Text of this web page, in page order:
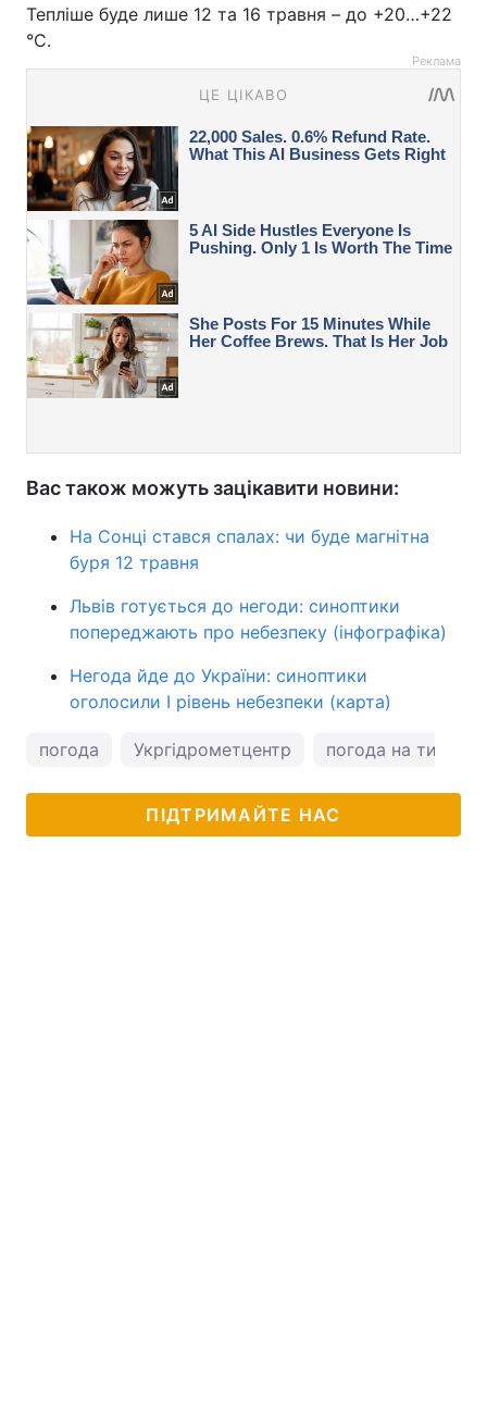
Тепліше буде лише 12 та 16 травня – до +20…+22
°C.
Реклама
Вас також можуть зацікавити новини:
На Сонці стався спалах: чи буде магнітна
буря 12 травня
Львів готується до негоди: синоптики
попереджають про небезпеку (інфографіка)
Негода йде до України: синоптики
оголосили І рівень небезпеки (карта)
погода Укргідрометцентр погода на
ПІДТРИМАЙТЕ НАС